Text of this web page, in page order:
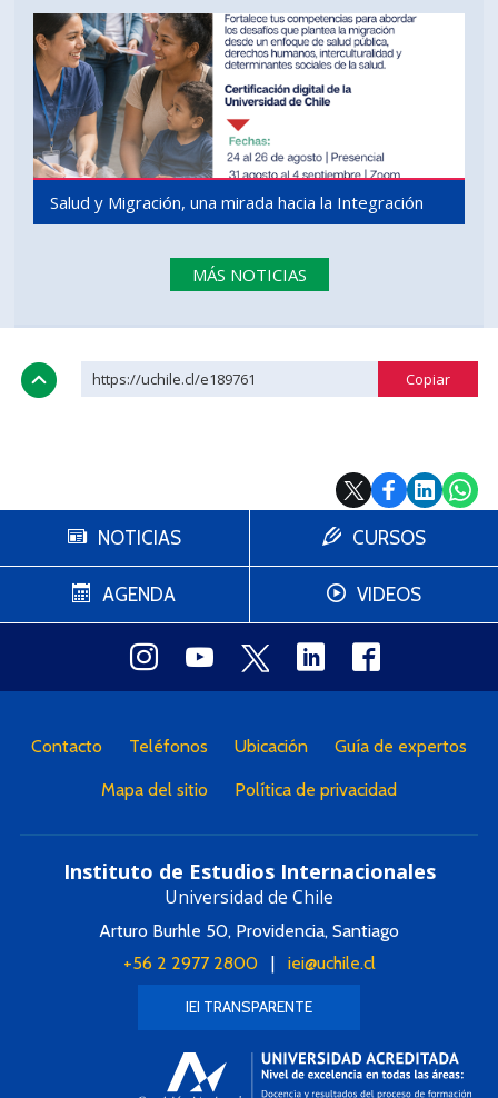
Salud y Migración, una mirada hacia la Integración
MÁS NOTICIAS
https://uchile.cl/e189761
NOTICIAS
AGENDA
CURSOS
VIDEOS
Contacto Teléfonos Ubicación Guía de expertos
Mapa del sitio Política de privacidad
Instituto de Estudios Internacionales
Universidad de Chile
Arturo Burhle 50, Providencia, Santiago
+56 2 2977 2800| iei@uchile.cl
IEI TRANSPARENTE